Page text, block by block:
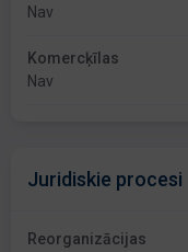
Nav
Komercķīlas
Nav
Juridiskie procesi
Reorganizācijas